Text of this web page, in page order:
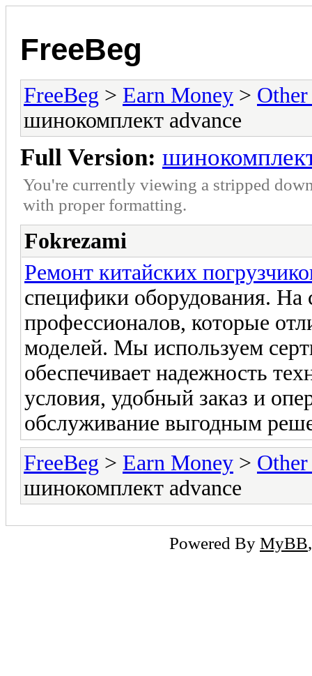
FreeBeg
FreeBeg > Earn Money >
шинокомплект advance
Full Version:
You're currently viewing a stripped
with proper formatting.
Fokrezami
Ремонт китайских
специфики оборудования. На
профессионалов, которые
моделей. Мы используем
обеспечивает надежность
условия, удобный заказ и
обслуживание выгодным
FreeBeg > Earn Money >
шинокомплект advance
Powered By MyBB